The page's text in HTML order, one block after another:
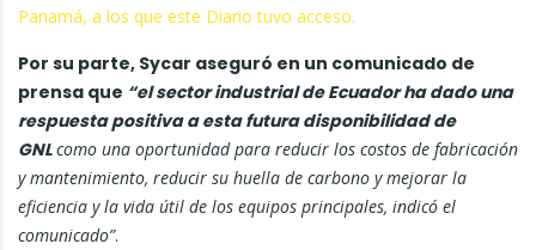
Panamá, a los que este Diario tuvo acceso.
Por su parte, Sycar aseguró en un comunicado de
prensa que “el sector industrial de Ecuador ha dado una
respuesta positiva a esta futura disponibilidad de
GNLcomo una oportunidad para reducir los costos de fabricación
y mantenimiento, reducir su huella de carbono y mejorar la
eficiencia y la vida útil de los equipos principales, indicó el
comunicado”.